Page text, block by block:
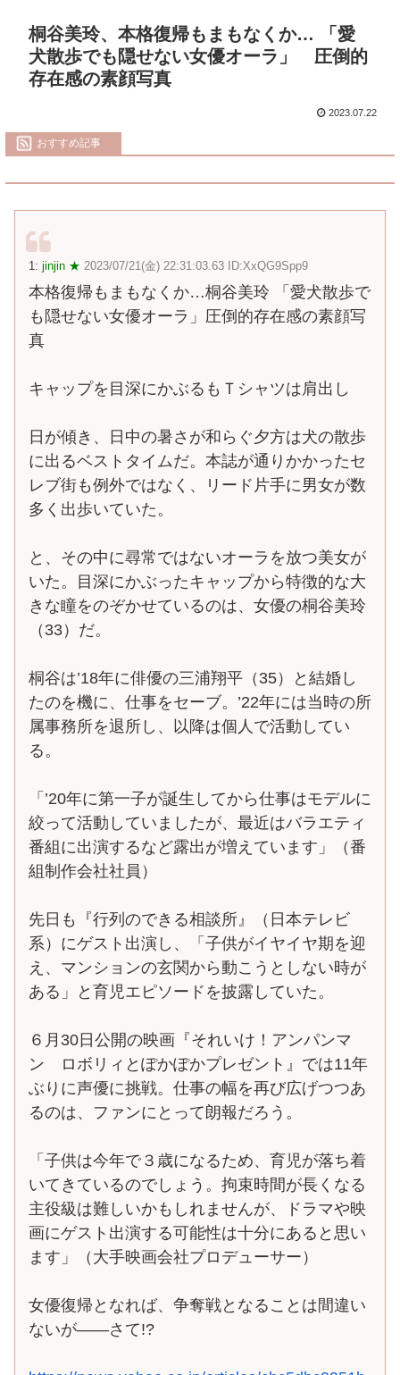
桐谷美玲、本格復帰もまもなくか… 「愛
犬散歩でも隠せない女優オーラ」 圧倒的
存在感の素顔写真
2023.07.22
おすすめ記事
1: jinjin ★ 2023/07/21(金) 22:31:03.63 ID:XxQG9Spp9
本格復帰もまもなくか…桐谷美玲 「愛犬散歩で
も隠せない女優オーラ」圧倒的存在感の素顔写
真
キャップを目深にかぶるもＴシャツは肩出し
日が傾き、日中の暑さが和らぐ夕方は犬の散歩
に出るベストタイムだ。本誌が通りかかったセ
レブ街も例外ではなく、リード片手に男女が数
多く出歩いていた。
と、その中に尋常ではないオーラを放つ美女が
いた。目深にかぶったキャップから特徴的な大
きな瞳をのぞかせているのは、女優の桐谷美玲
（33）だ。
桐谷は’18年に俳優の三浦翔平（35）と結婚し
たのを機に、仕事をセーブ。’22年には当時の所
属事務所を退所し、以降は個人で活動してい
る。
「’20年に第一子が誕生してから仕事はモデルに
絞って活動していましたが、最近はバラエティ
番組に出演するなど露出が増えています」（番
組制作会社社員）
先日も『行列のできる相談所』（日本テレビ
系）にゲスト出演し、「子供がイヤイヤ期を迎
え、マンションの玄関から動こうとしない時が
ある」と育児エピソードを披露していた。
６月30日公開の映画『それいけ！アンパンマ
ン ロボリィとぽかぽかプレゼント』では11年
ぶりに声優に挑戦。仕事の幅を再び広げつつあ
るのは、ファンにとって朗報だろう。
「子供は今年で３歳になるため、育児が落ち着
いてきているのでしょう。拘束時間が長くなる
主役級は難しいかもしれませんが、ドラマや映
画にゲスト出演する可能性は十分にあると思い
ます」（大手映画会社プロデューサー）
女優復帰となれば、争奪戦となることは間違い
ないが――さて!?